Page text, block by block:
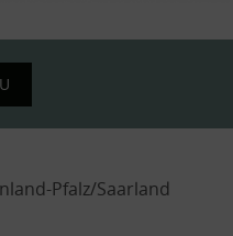
Pfalz/Saarland